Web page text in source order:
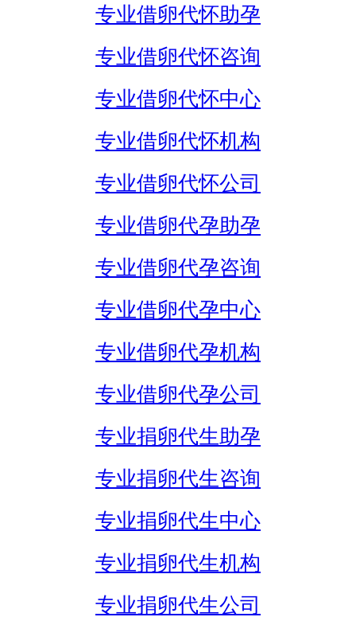
专业借卵代怀助孕
专业借卵代怀咨询
专业借卵代怀中心
专业借卵代怀机构
专业借卵代怀公司
专业借卵代孕助孕
专业借卵代孕咨询
专业借卵代孕中心
专业借卵代孕机构
专业借卵代孕公司
专业捐卵代生助孕
专业捐卵代生咨询
专业捐卵代生中心
专业捐卵代生机构
专业捐卵代生公司